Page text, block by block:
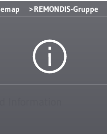
REMONDIS-Gruppe